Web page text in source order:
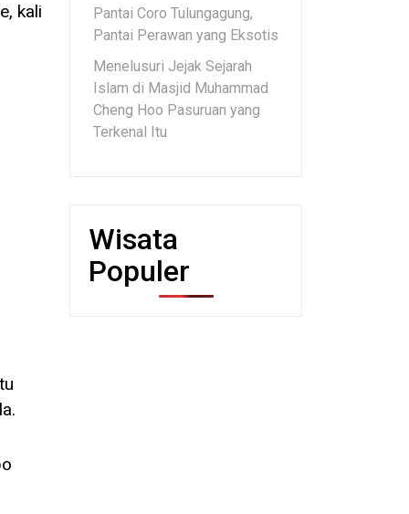
kali
Pantai Coro Tulungagung,
Pantai Perawan yang Eksotis
Menelusuri Jejak Sejarah
Islam di Masjid Muhammad
Cheng Hoo Pasuruan yang
Terkenal Itu
Wisata
Populer